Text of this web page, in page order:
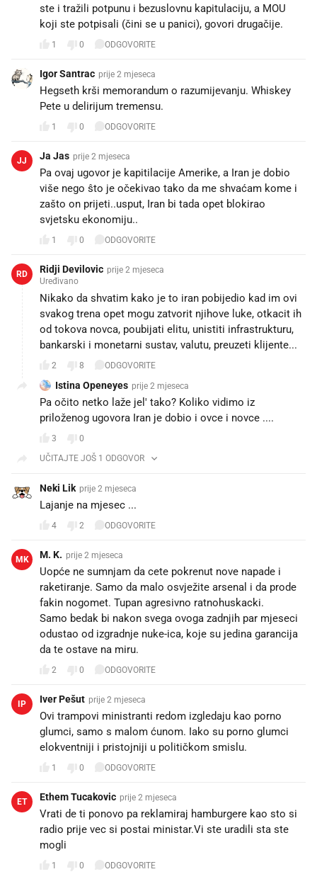
ste i tražili potpunu i bezuslovnu kapitulaciju, a MOU
koji ste potpisali (čini se u panici), govori drugačije.
1 0 ODGOVORITE
Igor Santrac prije 2 mjeseca
Hegseth krši memorandum o razumijevanju. Whiskey
Pete u delirijum tremensu.
1 0 ODGOVORITE
JJ Ja Jas prije 2 mjeseca
Pa ovaj ugovor je kapitilacije Amerike, a Iran je dobio
više nego ŝto je očekivao tako da me shvaćam kome i
zašto on prijeti..usput, Iran bi tada opet blokirao
svjetsku ekonomiju..
1 0 ODGOVORITE
RD Ridji Devilovic prije 2 mjeseca
Uređivano
Nikako da shvatim kako je to iran pobijedio kad im ovi
svakog trena opet mogu zatvorit njihove luke, otkacit ih
od tokova novca, poubijati elitu, unistiti infrastrukturu,
bankarski i monetarni sustav, valutu, preuzeti klijente...
2 8 ODGOVORITE
Istina Openeyes prije 2 mjeseca
Pa očito netko laže jel' tako? Koliko vidimo iz
priloženog ugovora Iran je dobio i ovce i novce ....
3
0
UČITAJTE JOŠ 1 ODGOVOR
Neki Lik prije 2 mjeseca
Lajanje na mjesec ...
4 2 ODGOVORITE
MK M. K. prije 2 mjeseca
Uopće ne sumnjam da cete pokrenut nove napade i
raketiranje. Samo da malo osvježite arsenal i da prode
fakin nogomet. Tupan agresivno ratnohuskacki.
Samo bedak bi nakon svega ovoga zadnjih par mjeseci
odustao od izgradnje nuke-ica, koje su jedina garancija
da te ostave na miru.
2 0 ODGOVORITE
IP Iver Pešut prije 2 mjeseca
Ovi trampovi ministranti redom izgledaju kao porno
glumci, samo s malom ćunom. Iako su porno glumci
elokventniji i pristojniji u političkom smislu.
1 0 ODGOVORITE
ET Ethem Tucakovic prije 2 mjeseca
Vrati de ti ponovo pa reklamiraj hamburgere kao sto si
radio prije vec si postai ministar.Vi ste uradili sta ste
mogli
1 0 ODGOVORITE